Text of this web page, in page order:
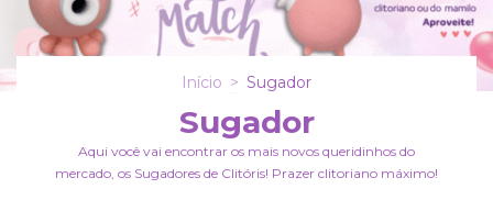
Início > Sugador
Sugador
Aqui você vai encontrar os mais novos queridinhos do
mercado, os Sugadores de Clitóris! Prazer clitoriano máximo!